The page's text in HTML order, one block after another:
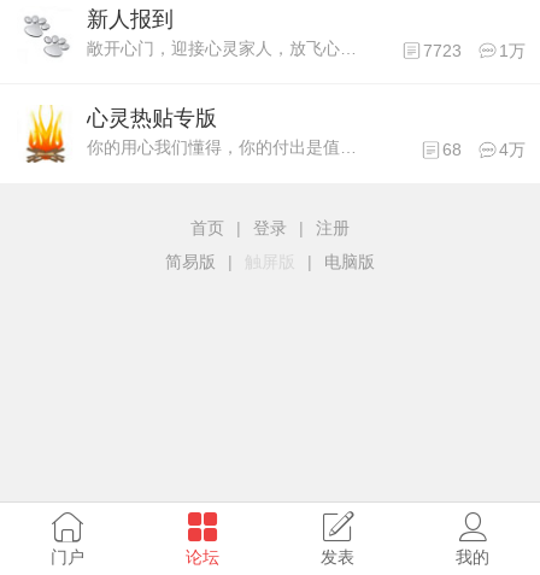
新人报到
敞开心门，迎接心灵家人，放飞心情，驻守心灵家园，大家好，我来了…… 7723 1万
心灵热贴专版
68 4万
首页 | 登录 |
注册
简易版
| 触屏版 | 电脑版
门户 论坛 发表 我的